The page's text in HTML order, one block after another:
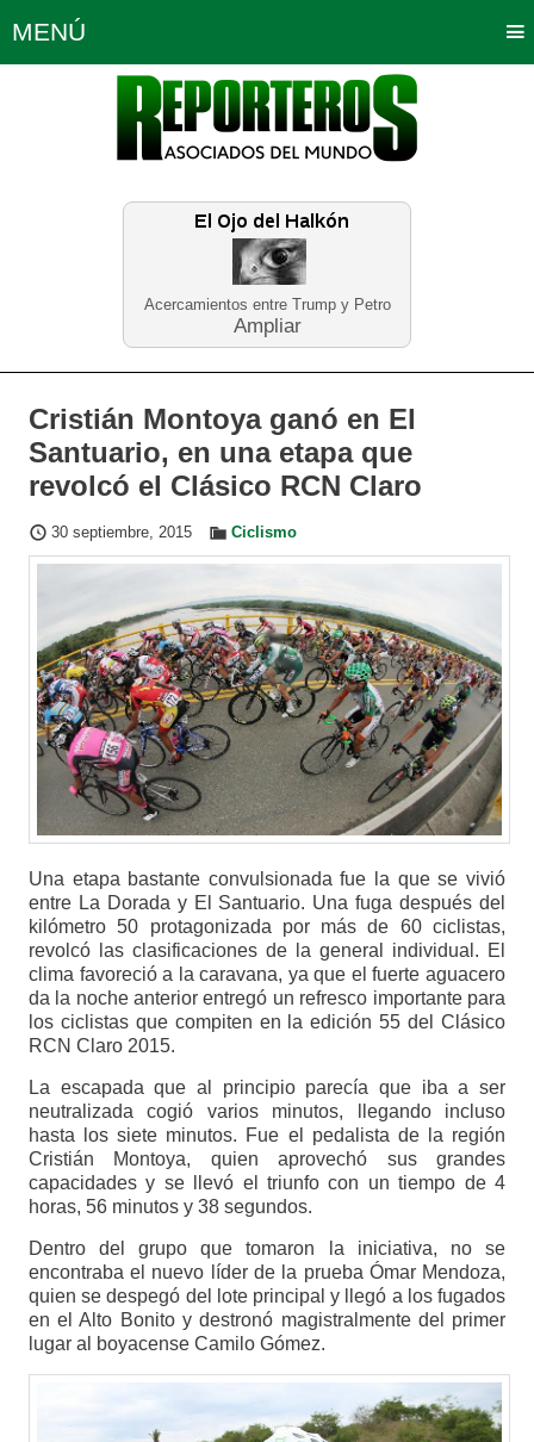
Acercamientos entre Trump y Petro
Ampliar
MENÚ
Política Opinión Bogotá
Planeta Tierra Deportes
Educación Neira
Cristián Montoya ganó en El
Santuario, en una etapa que
revolcó el Clásico RCN Claro
30 septiembre, 2015 Ciclismo
Una etapa bastante convulsionada fue la que se vivió
entre La Dorada y El Santuario. Una fuga después del
kilómetro 50 protagonizada por más de 60 ciclistas,
revolcó las clasificaciones de la general individual. El
clima favoreció a la caravana, ya que el fuerte aguacero
da la noche anterior entregó un refresco importante para
los ciclistas que compiten en la edición 55 del Clásico
RCN Claro 2015.
La escapada que al principio parecía que iba a ser
neutralizada cogió varios minutos, llegando incluso
hasta los siete minutos. Fue el pedalista de la región
Cristián Montoya, quien aprovechó sus grandes
capacidades y se llevó el triunfo con un tiempo de 4
horas, 56 minutos y 38 segundos.
Dentro del grupo que tomaron la iniciativa, no se
encontraba el nuevo líder de la prueba Ómar Mendoza,
quien se despegó del lote principal y llegó a los fugados
en el Alto Bonito y destronó magistralmente del primer
lugar al boyacense Camilo Gómez.